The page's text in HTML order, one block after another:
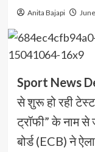
Anita Bajapi
Sport News
से शुरू हो रही
ट्रॉफी” के नाम से
बोर्ड (ECB) ने